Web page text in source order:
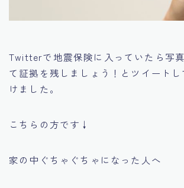
Twitterで地震保険に入っていたら写
て証拠を残しましょう！とツイート
けました。
こちらの方です↓
家の中ぐちゃぐちゃになった人へ